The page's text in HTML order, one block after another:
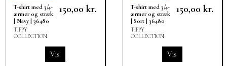
T-shirt med 3/4-
ærmer og stræk
| Navy | 36480
TIPPY
COLLECTION
150,00 kr.
Vis
T-shirt med 3/4-
ærmer og stræk
| Sort | 36480
TIPPY
COLLECTION
150,00 kr.
Vis